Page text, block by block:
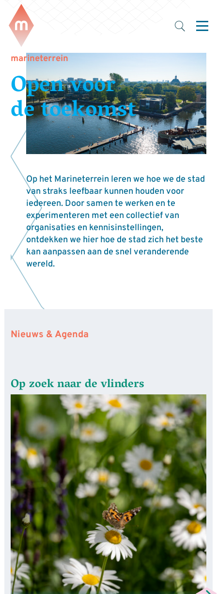
marineterrein
Open voor
de toekomst
Op het Marineterrein leren we hoe we de stad
van straks leefbaar kunnen houden voor
iedereen. Door samen te werken en te
experimenteren met een collectief van
organisaties en kennisinstellingen,
ontdekken we hier hoe de stad zich het beste
kan aanpassen aan de snel veranderende
wereld.
Nieuws & Agenda
Op zoek naar de vlinders